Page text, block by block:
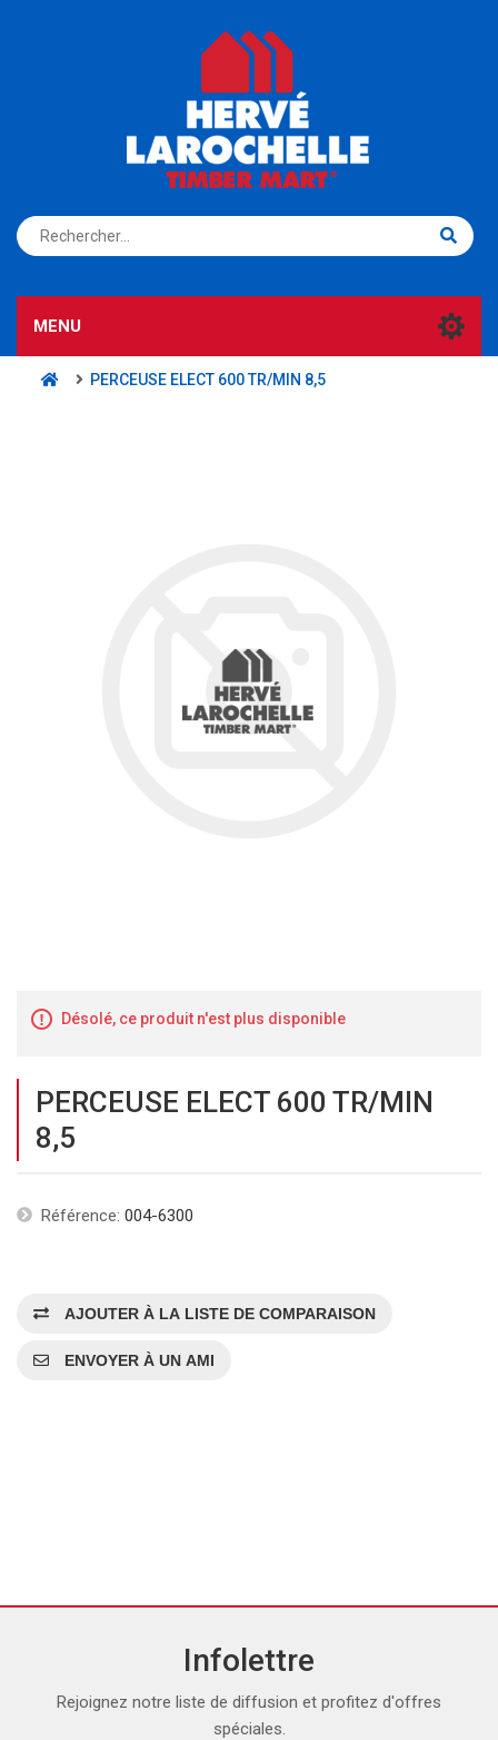
S'ENREGISTRER CONNEXION
MENU
PERCEUSE ELECT 600 TR/MIN 8,5
Désolé, ce produit n'est plus disponible
PERCEUSE ELECT 600 TR/MIN
8,5
Référence: 004-6300
AJOUTER À LA LISTE DE COMPARAISON
ENVOYER À UN AMI
Infolettre
Rejoignez notre liste de diffusion et profitez d'offres
spéciales.